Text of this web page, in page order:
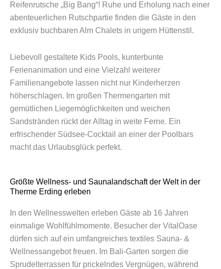
Reifenrutsche „Big Bang“! Ruhe und Erholung nach einer
abenteuerlichen Rutschpartie finden die Gäste in den
exklusiv buchbaren Alm Chalets in urigem Hüttenstil.
Liebevoll gestaltete Kids Pools, kunterbunte
Ferienanimation und eine Vielzahl weiterer
Familienangebote lassen nicht nur Kinderherzen
höherschlagen. Im großen Thermengarten mit
gemütlichen Liegemöglichkeiten und weichen
Sandstränden rückt der Alltag in weite Ferne. Ein
erfrischender Südsee-Cocktail an einer der Poolbars
macht das Urlaubsglück perfekt.
Größte Wellness- und Saunalandschaft der Welt in der
Therme Erding erleben
In den Wellnesswelten erleben Gäste ab 16 Jahren
einmalige Wohlfühlmomente. Besucher der VitalOase
dürfen sich auf ein umfangreiches textiles Sauna- &
Wellnessangebot freuen. Im Bali-Garten sorgen die
Sprudelterrassen für prickelndes Vergnügen, während